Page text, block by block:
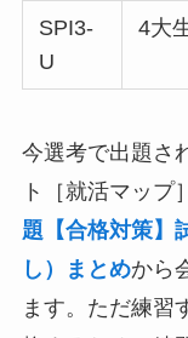
SPI3-
U
4大
今選考で出題さ
ト［就活マップ
題【合格対策】
し）まとめから
ます。ただ練習